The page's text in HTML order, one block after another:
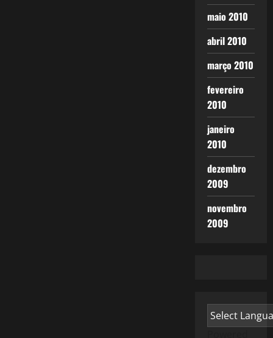
maio 2010
abril 2010
março 2010
fevereiro
2010
janeiro
2010
dezembro
2009
novembro
2009